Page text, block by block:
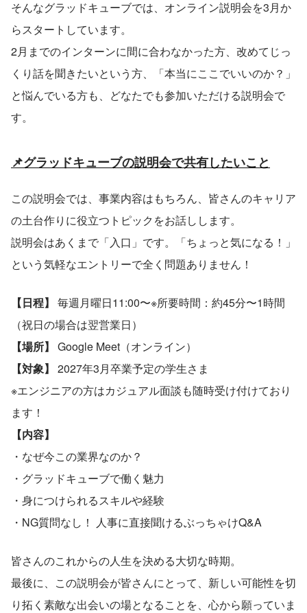
そんなグラッドキューブでは、オンライン説明会を3月か
らスタートしています。
2月までのインターンに間に合わなかった方、改めてじっ
くり話を聞きたいという方、「本当にここでいいのか？」
と悩んでいる方も、どなたでも参加いただける説明会で
す。
📌グラッドキューブの説明会で共有したいこと
この説明会では、事業内容はもちろん、皆さんのキャリア
の土台作りに役立つトピックをお話しします。
説明会はあくまで「入口」です。「ちょっと気になる！」
という気軽なエントリーで全く問題ありません！
【日程】 毎週月曜日11:00〜※所要時間：約45分〜1時間
（祝日の場合は翌営業日）
【場所】 Google Meet（オンライン）
【対象】 2027年3月卒業予定の学生さま
※エンジニアの方はカジュアル面談も随時受け付けており
ます！
【内容】
・なぜ今この業界なのか？
・グラッドキューブで働く魅力
・身につけられるスキルや経験
・NG質問なし！ 人事に直接聞けるぶっちゃけQ&A
皆さんのこれからの人生を決める大切な時期。
最後に、この説明会が皆さんにとって、新しい可能性を切
り拓く素敵な出会いの場となることを、心から願っていま